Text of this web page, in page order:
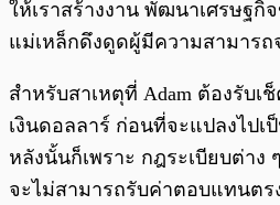
ให้เราสร้างงาน พัฒนาเศรษฐกิ
แม่เหล็กดึงดูดผู้มีความสามาร
สำหรับสาเหตุที่ Adam ต้องรับเ
เงินดอลลาร์ ก่อนที่จะแปลงไปเ
หลังนั้นก็เพราะ กฎระเบียบต่าง
จะไม่สามารถรับค่าตอบแทนตร